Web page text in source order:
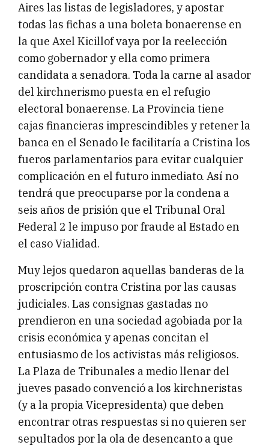
Aires las listas de legisladores, y apostar
todas las fichas a una boleta bonaerense en
la que Axel Kicillof vaya por la reelección
como gobernador y ella como primera
candidata a senadora. Toda la carne al asador
del kirchnerismo puesta en el refugio
electoral bonaerense. La Provincia tiene
cajas financieras imprescindibles y retener la
banca en el Senado le facilitaría a Cristina los
fueros parlamentarios para evitar cualquier
complicación en el futuro inmediato. Así no
tendrá que preocuparse por la condena a
seis años de prisión que el Tribunal Oral
Federal 2 le impuso por fraude al Estado en
el caso Vialidad.
Muy lejos quedaron aquellas banderas de la
proscripción contra Cristina por las causas
judiciales. Las consignas gastadas no
prendieron en una sociedad agobiada por la
crisis económica y apenas concitan el
entusiasmo de los activistas más religiosos.
La Plaza de Tribunales a medio llenar del
jueves pasado convenció a los kirchneristas
(y a la propia Vicepresidenta) que deben
encontrar otras respuestas si no quieren ser
sepultados por la ola de desencanto a que